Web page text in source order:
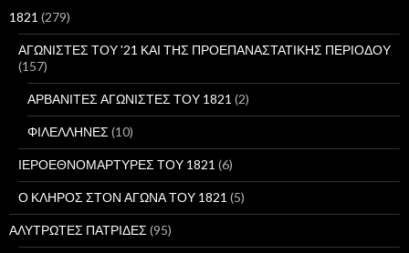
σ
1821 (279)
ΑΓΩΝΙΣΤΕΣ ΤΟΥ '21 ΚΑΙ ΤΗΣ ΠΡΟΕΠΑΝΑΣΤΑΤΙΚΗΣ ΠΕΡΙΟΔΟΥ
(157)
ΑΡΒΑΝΙΤΕΣ ΑΓΩΝΙΣΤΕΣ ΤΟΥ 1821 (2)
ΦΙΛΕΛΛΗΝΕΣ (10)
ΙΕΡΟΕΘΝΟΜΑΡΤΥΡΕΣ ΤΟΥ 1821 (6)
Ο ΚΛΗΡΟΣ ΣΤΟΝ ΑΓΩΝΑ ΤΟΥ 1821 (5)
ΑΛΥΤΡΩΤΕΣ ΠΑΤΡΙΔΕΣ (95)